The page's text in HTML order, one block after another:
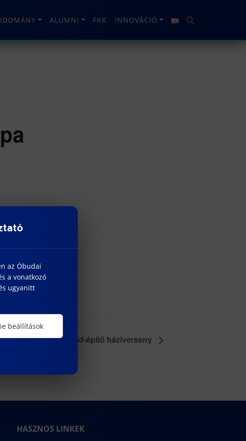
ALUMNI FKK INNOVÁCIÓ
Tésztahíd-építő háziverseny
HASZNOS LINKEK
az Óbudai
a vonatkozó
ugyanitt
beállítások